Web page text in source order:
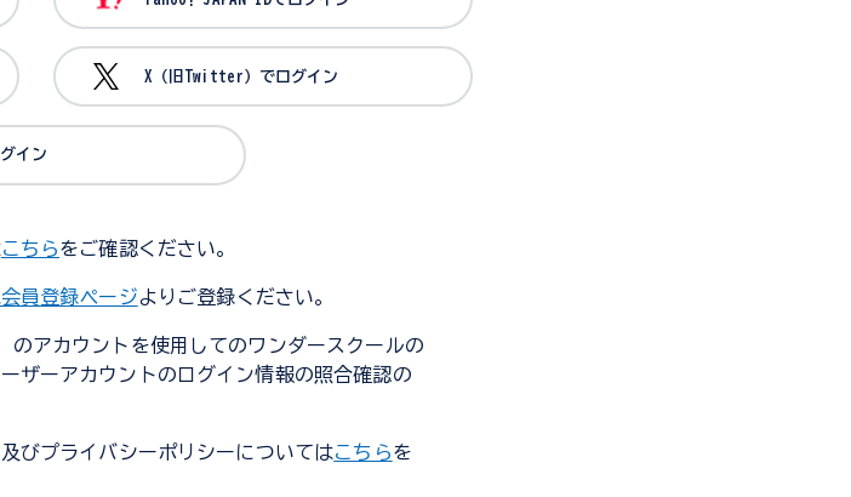
X（旧Twitter）でログイン
イン
こちらをご確認ください。
員登録ページよりご登録ください。
アカウントを使用してのワンダースクールの
ザーアカウントのログイン情報の照合確認の
びプライバシーポリシーについてはこちらを